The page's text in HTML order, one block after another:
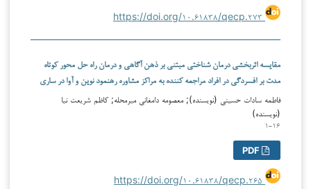
https://doi.org/۱۰.۶۱۸۳۸/qecp.۲۷۳
مقایسه اثربخشی درمان شناختی مبتنی بر ذهن آگاهی و درمان راه حل محور کوتاه
مدت بر افسردگی در افراد مراجعه کننده به مراکز مشاوره رهنمود نوین و آوا در ساری
فاطمه سادات حسینی (نویسنده); معصومه دامغانی میرمحله; کاظم شریعت نیا
(نویسنده)
۱-۱۶
https://doi.org/۱۰.۶۱۸۳۸/qecp.۲۶۵